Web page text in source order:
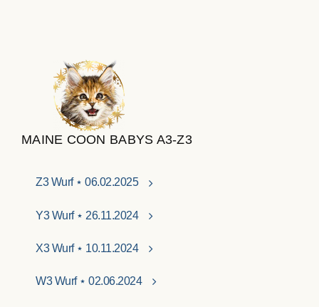
MAINE COON BABYS A3-Z3
Z3 Wurf ⋆ 06.02.2025
Y3 Wurf ⋆ 26.11.2024
X3 Wurf ⋆ 10.11.2024
W3 Wurf ⋆ 02.06.2024